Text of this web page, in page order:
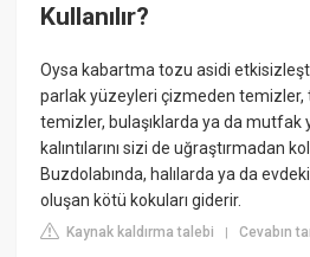
Kullanılır?
Oysa kabartma tozu asidi
parlak yüzeyleri çizmeden temizler,
temizler, bulaşıklarda ya da mutfak
kalıntılarını sizi de uğraştırmadan
Buzdolabında, halılarda ya da
oluşan kötü kokuları giderir.
Kaynak kaldırma talebi |Cevabın